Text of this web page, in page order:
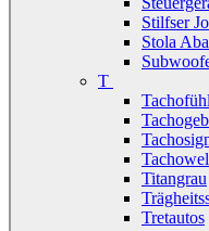
Stilfser
Stola
T
Titangrau
Tretautos